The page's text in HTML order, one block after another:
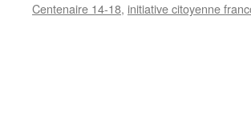
Centenaire 14-18, initiative citoyenne